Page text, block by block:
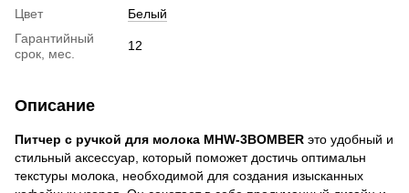
Цвет
Белый
Гарантийный
срок, мес.
12
Описание
Питчер с ручкой для молока MHW-3BOMBER это удобный и
стильный аксессуар, который поможет достичь оптимальн
текстуры молока, необходимой для создания изысканных